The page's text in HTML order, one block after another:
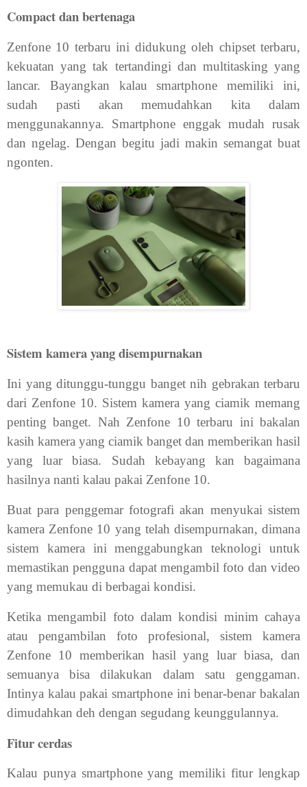
Compact dan bertenaga
Zenfone 10 terbaru ini didukung oleh chipset terbaru,
kekuatan yang tak tertandingi dan multitasking yang
lancar. Bayangkan kalau smartphone memiliki ini,
sudah pasti akan memudahkan kita dalam
menggunakannya. Smartphone enggak mudah rusak
dan ngelag. Dengan begitu jadi makin semangat buat
ngonten.
Sistem kamera yang disempurnakan
Ini yang ditunggu-tunggu banget nih gebrakan terbaru
dari Zenfone 10. Sistem kamera yang ciamik memang
penting banget. Nah Zenfone 10 terbaru ini bakalan
kasih kamera yang ciamik banget dan memberikan hasil
yang luar biasa. Sudah kebayang kan bagaimana
hasilnya nanti kalau pakai Zenfone 10.
Buat para penggemar fotografi akan menyukai sistem
kamera Zenfone 10 yang telah disempurnakan, dimana
sistem kamera ini menggabungkan teknologi untuk
memastikan pengguna dapat mengambil foto dan video
yang memukau di berbagai kondisi.
Ketika mengambil foto dalam kondisi minim cahaya
atau pengambilan foto profesional, sistem kamera
Zenfone 10 memberikan hasil yang luar biasa, dan
semuanya bisa dilakukan dalam satu genggaman.
Intinya kalau pakai smartphone ini benar-benar bakalan
dimudahkan deh dengan segudang keunggulannya.
Fitur cerdas
Kalau punya smartphone yang memiliki fitur lengkap